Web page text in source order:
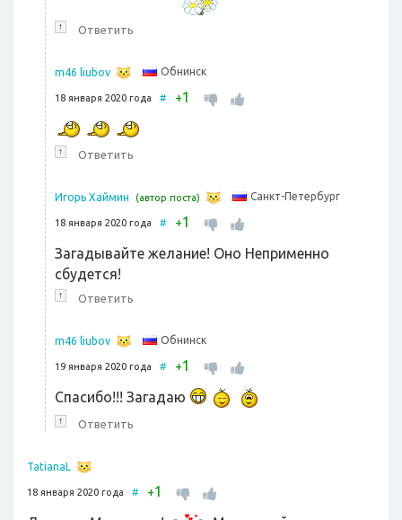
↑ Ответить
m46 liubov Обнинск
18 января 2020 года # +1
↑ Ответить
Игорь Хаймин (автор поста) Санкт-Петербург
18 января 2020 года # +1
Загадывайте желание! Оно Неприменно
сбудется!
↑ Ответить
m46 liubov Обнинск
19 января 2020 года # +1
Спасибо!!! Загадаю
↑ Ответить
TatianaL
18 января 2020 года # +1